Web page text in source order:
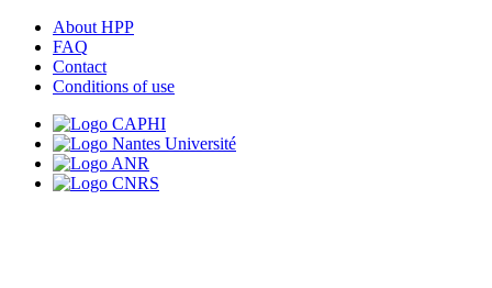
About HPP
FAQ
Contact
Conditions of use